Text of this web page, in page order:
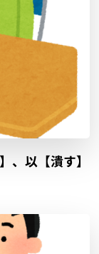
、以【潰す】